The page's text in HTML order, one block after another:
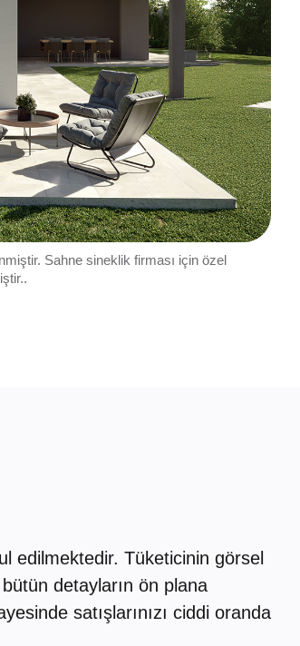
Sahne sineklik firması için özel
edilmektedir. Tüketicinin görsel
detayların ön plana
satışlarınızı ciddi oranda